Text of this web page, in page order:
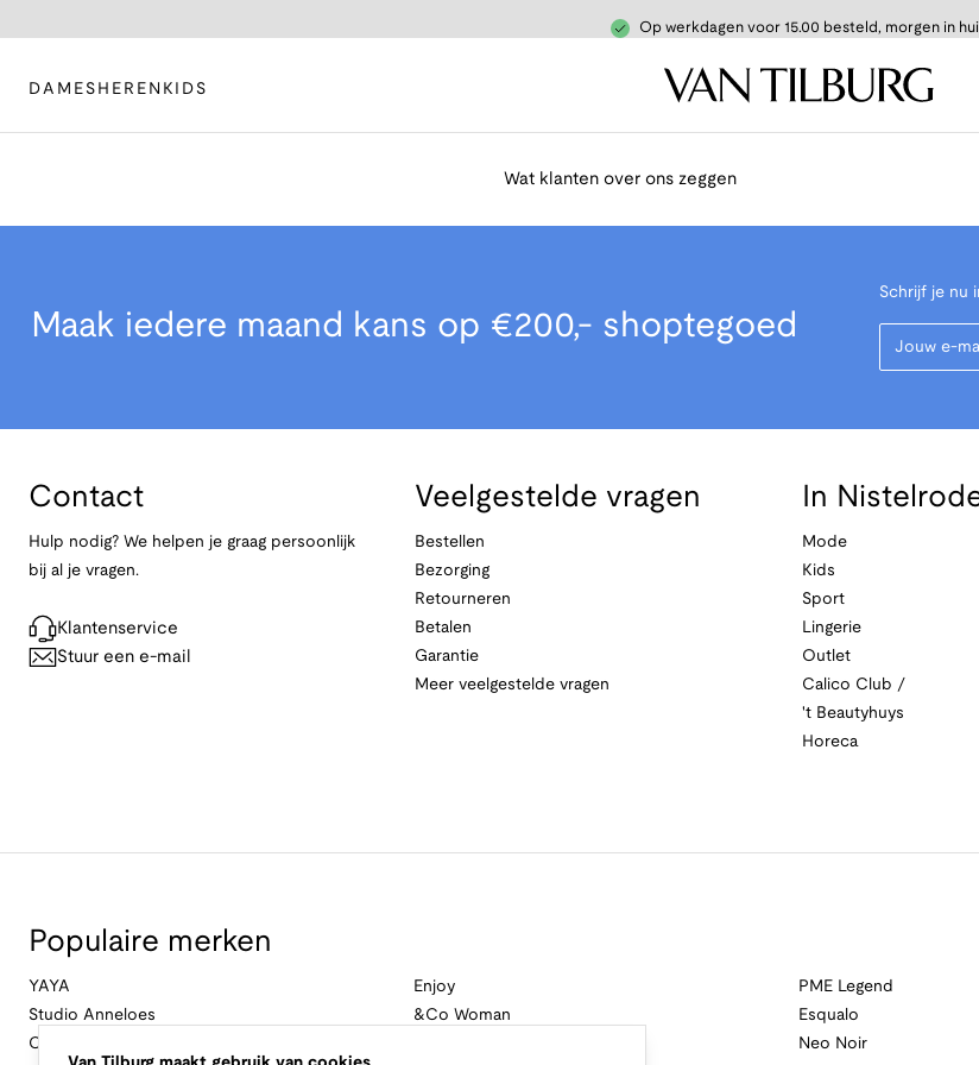
Op werkdagen voor 15.00 besteld, morgen in
DAMES HEREN KIDS
Wat klanten over ons zeggen
Maak iedere maand kans op €200,- shoptegoed
Schrijf je nu
Your Email
Contact
Hulp nodig? We helpen je graag persoonlijk
bij al je vragen.
Klantenservice
Stuur een e-mail
Veelgestelde vragen
Bestellen
Bezorging
Retourneren
Betalen
Garantie
Meer veelgestelde vragen
In
Mode
Kids
Sport
Lingerie
Outlet
Calico Club /
't Beautyhuys
Horeca
Populaire merken
YAYA
Studio Anneloes
Cambio
Enjoy
&Co Woman
PME Legend
Esqualo
Neo Noir